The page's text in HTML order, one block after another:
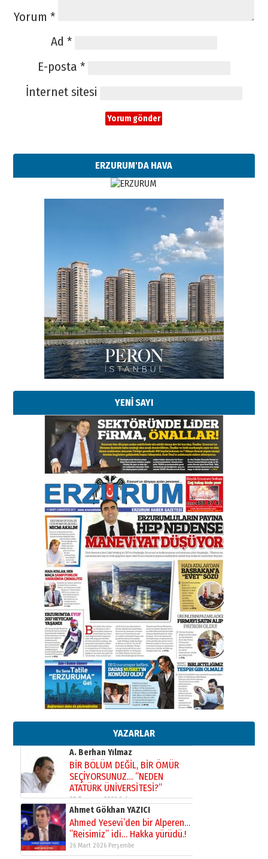
Yorum *
Ad *
E-posta *
İnternet sitesi
ERZURUM'DA HAVA
YENİ SAYI
YAZARLAR
Esat BİNDESEN
Başkan Sekmen’den Erzurum’a
bir vizyon proje daha!
02 Ağustos 2026 Pazar
Kadir SABUNCUOĞLU
Erzurumspor’un köşe taşları
29 Haziran 2026 Pazartesi
Kenan GÜLERCİ
Murat Şahsuvaroğlu ERKON’da
çıtayı yukarı taşırken,
yönetimdekiler aşağı
çekmemeli!
17 Şubat 2026 SalıOrhan BOZKURT
Bir fotoğraf, bir şehir, bir
gazeteci… Dizginler kimin
A. Berhan Yılmaz
BİR BÖLÜM DEĞİL, BİR ÖMÜR
SEÇİYORSUNUZ… “NEDEN
ATATÜRK ÜNİVERSİTESİ?”
28 Temmuz 2026 Salı
Ahmet Gökhan YAZICI
Ahmed Yesevi’den bir Alperen…
”Reisimiz” idi… Hakka yürüdü.!
26 Mart 2026 Perşembe